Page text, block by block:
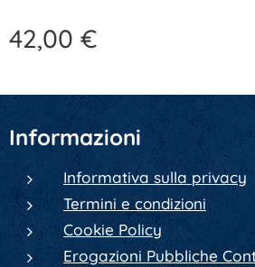
42,00 €
Informazioni
Informativa sulla privacy
Termini e condizioni
Cookie Policy
Erogazioni Pubbliche